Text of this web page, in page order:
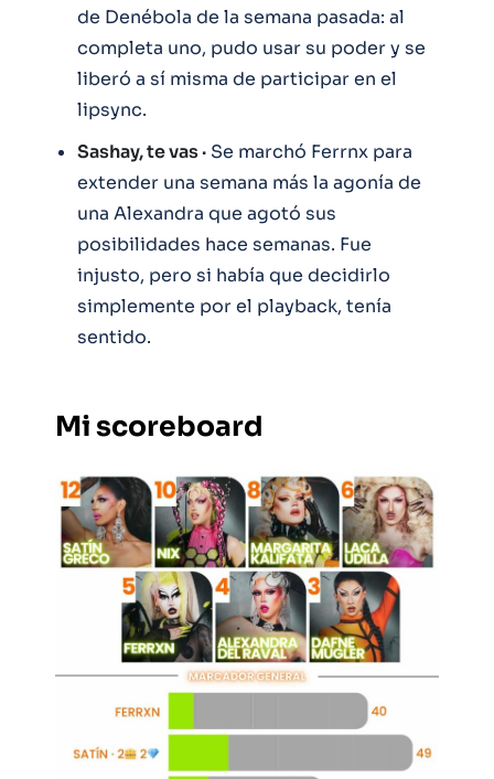
de Denébola de la semana pasada: al
completa uno, pudo usar su poder y se
liberó a sí misma de participar en el
lipsync.
Sashay, te vas · Se marchó Ferrnx para
extender una semana más la agonía de
una Alexandra que agotó sus
posibilidades hace semanas. Fue
injusto, pero si había que decidirlo
simplemente por el playback, tenía
sentido.
Mi scoreboard